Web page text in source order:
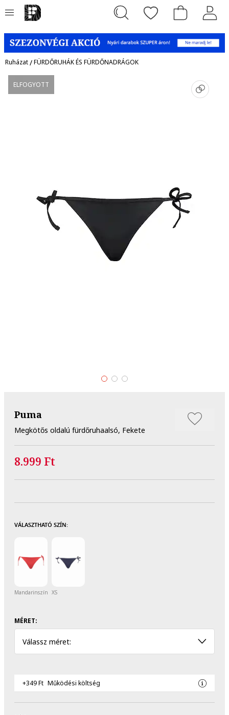
Ruházat/FÜRDŐRUHÁK ÉS FÜRDŐNADRÁGOK
ELFOGYOTT
Puma
Megkötős oldalú fürdőruhaalsó, Fekete
8.999 Ft
VÁLASZTHATÓ SZÍN:
Mandarinszín XS
MÉRET:
Válassz méret:
+349 Ft Működési költség